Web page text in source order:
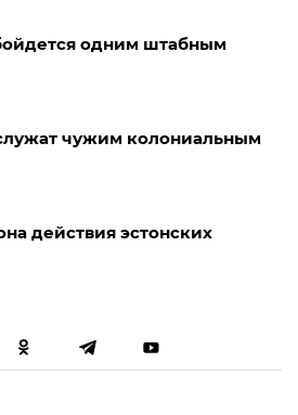
одним штабным
чужим колониальным
действия эстонских